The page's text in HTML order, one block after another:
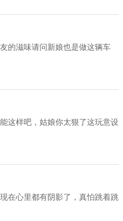
的滋味请问新娘也是做这辆车
这样吧，姑娘你太狠了这玩意设
在心里都有阴影了，真怕跳着跳